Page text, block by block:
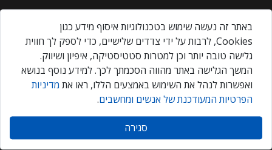
About Us
Privacy Policy
Contact Us
Our Events
אנשים ומחשבים © 2026 – כל הזכויות שמורות
באתר זה נעשה שימוש בטכנולוגיות איסוף מידע כגון
Cookies, לרבות על ידי צדדים שלישיים, כדי לספק לך חווית
גלישה טובה יותר וכן למטרות סטטיסטיקה, איפיון ושיווק.
המשך הגלישה באתר מהווה הסכמתך לכך. למידע נוסף בנושא
ואפשרות לנהל את השימוש באמצעים הללו, ראו את מדיניות
הפרטיות המעודכנת של אנשים ומחשבים.
סגירה